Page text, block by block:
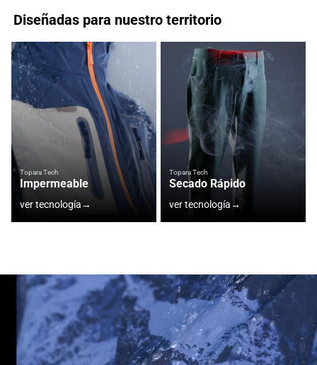
Diseñadas para nuestro territorio
Topara Tech
Impermeable
ver tecnología→
Topara Tech
Secado Rápido
ver tecnología→
Topara Tech
Protección Solar
ver tecnología→
Topara Tech
Protección Térmica
ver tecnología→